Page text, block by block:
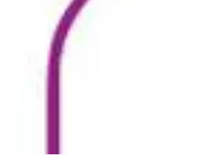
vil mange nok kigge
I de affaldsbeholdere, vi
(samme rum), glas/metal (samme
derimod skal fortsat afleveres